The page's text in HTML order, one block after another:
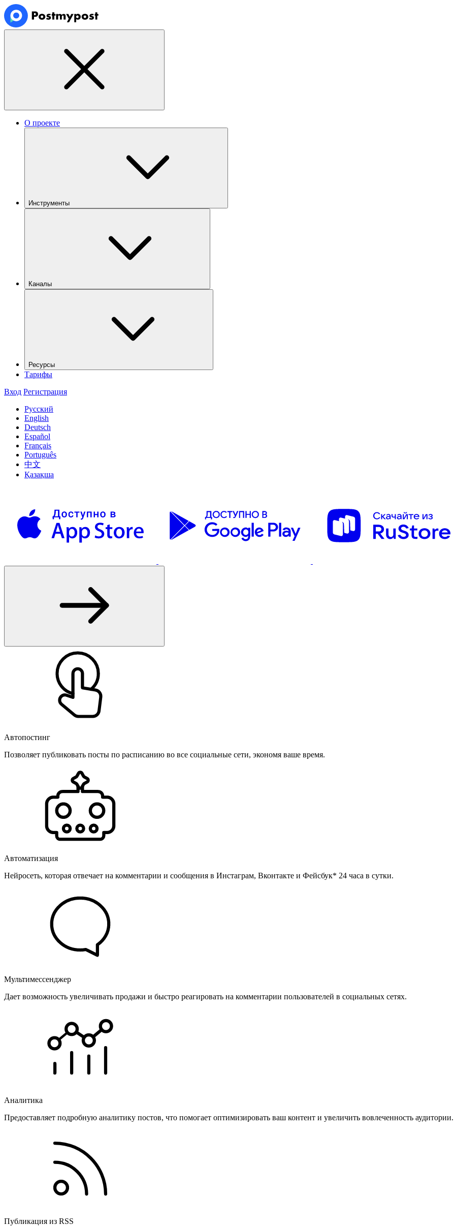
О проекте
Инструменты
Каналы
Ресурсы
Тарифы
Вход Регистрация
Русский
English
Deutsch
Español
Français
Português
中文
Қазақша
Автопостинг
Позволяет публиковать посты по расписанию во все социальные сети, экономя ваше время.
Автоматизация
Нейросеть, которая отвечает на комментарии и сообщения в Инстаграм, Вконтакте и Фейсбук* 24 часа в сутки.
Мультимессенджер
Дает возможность увеличивать продажи и быстро реагировать на комментарии пользователей в социальных сетях.
Аналитика
Предоставляет подробную аналитику постов, что помогает оптимизировать ваш контент и увеличить вовлеченность аудитории.
Публикация из RSS